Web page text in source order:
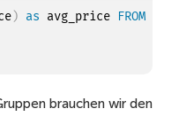
) as avg_price FROM
brauchen wir den